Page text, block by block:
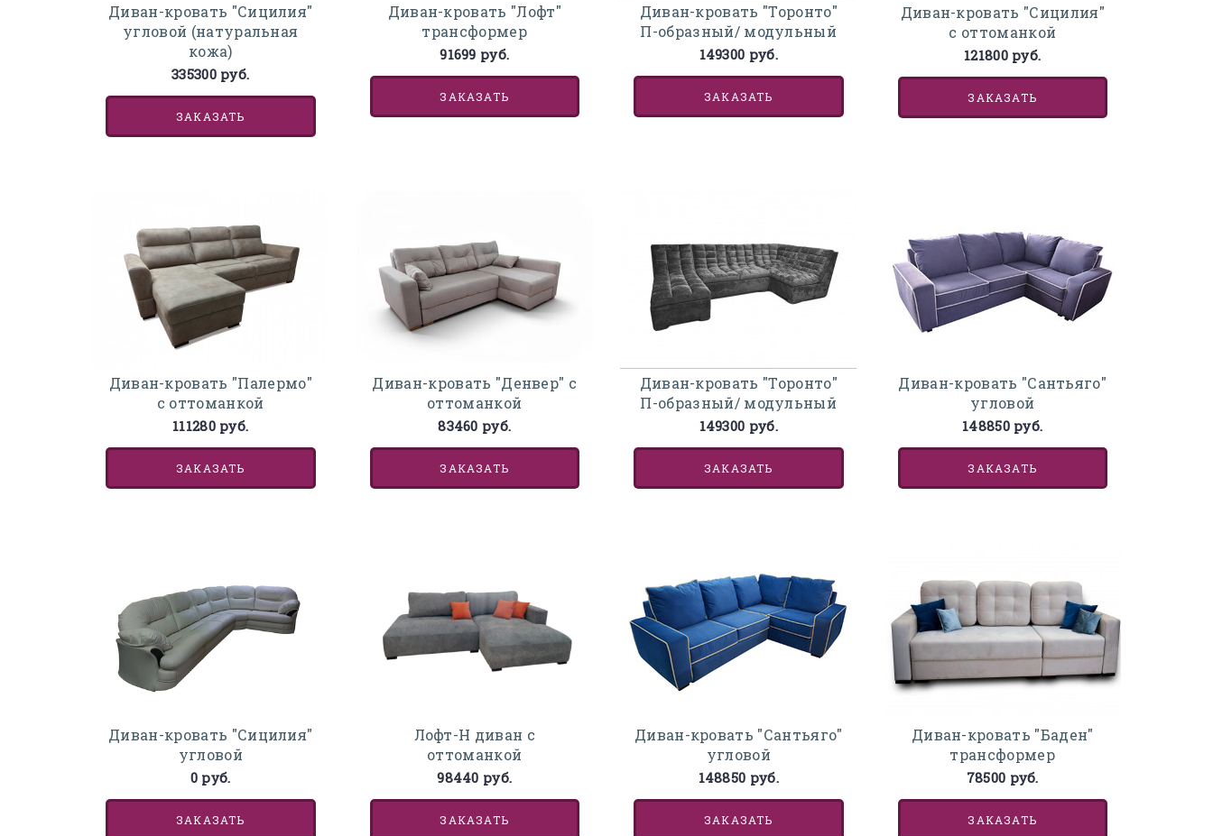
Диван-кровать "Сицилия"
угловой (натуральная
кожа)
335300 руб.
ЗАКАЗАТЬ
Диван-кровать "Лофт"
трансформер
91699 руб.
ЗАКАЗАТЬ
Диван-кровать "Торонто"
П-образный/ модульный
149300 руб.
ЗАКАЗАТЬ
Диван-кровать "Сицилия"
с оттоманкой
121800 руб.
ЗАКАЗАТЬ
Диван-кровать "Палермо"
с оттоманкой
111280 руб.
ЗАКАЗАТЬ
Диван-кровать "Денвер" с
оттоманкой
83460 руб.
ЗАКАЗАТЬ
Диван-кровать "Торонто"
П-образный/ модульный
149300 руб.
ЗАКАЗАТЬ
Диван-кровать "Сантьяго"
угловой
148850 руб.
ЗАКАЗАТЬ
Диван-кровать "Сицилия"
угловой
0 руб.
ЗАКАЗАТЬ
Лофт-Н диван с
оттоманкой
98440 руб.
ЗАКАЗАТЬ
Диван-кровать "Сантьяго"
угловой
148850 руб.
ЗАКАЗАТЬ
Диван-кровать "Баден"
трансформер
78500 руб.
ЗАКАЗАТЬ